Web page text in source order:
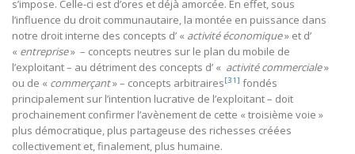
s’impose. Celle-ci est d’ores et déjà amorcée. En effet, sous
l’influence du droit communautaire, la montée en puissance dans
notre droit interne des concepts d’ « activité économique» et d’
« entreprise» – concepts neutres sur le plan du mobile de
l’exploitant – au détriment des concepts d’ « activité commerciale»
ou de « commerçant» – concepts arbitraires[31] fondés
principalement sur l’intention lucrative de l’exploitant – doit
prochainement confirmer l’avènement de cette « troisième voie »
plus démocratique, plus partageuse des richesses créées
collectivement et, finalement, plus humaine.